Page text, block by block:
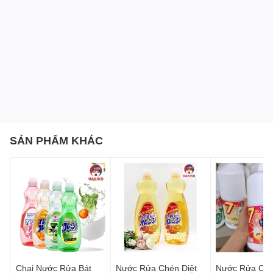
bạn. Không gây kích ứng, sản phẩm này hoàn toàn phù
Sử Dụng Tiết Kiệm
Một điểm đặc biệt nữa, dù là sản phẩm đậm đặc nhưng khi
pha cà phê theo quy tắc sản xuất, một chai Bubble Wick
2500ml có thể sử dụng được rất lâu, giúp bạn tiết kiệm
hơn.
SẢN PHẨM KHÁC
Chai Nước Rửa Bát
Nước Rửa Chén Diệt
Nước Rửa